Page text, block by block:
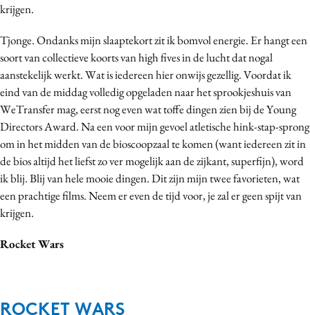
krijgen.
Tjonge. Ondanks mijn slaaptekort zit ik bomvol energie. Er hangt een
soort van collectieve koorts van high fives in de lucht dat nogal
aanstekelijk werkt. Wat is iedereen hier onwijs gezellig. Voordat ik
eind van de middag volledig opgeladen naar het sprookjeshuis van
WeTransfer mag, eerst nog even wat toffe dingen zien bij de Young
Directors Award. Na een voor mijn gevoel atletische hink-stap-sprong
om in het midden van de bioscoopzaal te komen (want iedereen zit in
de bios altijd het liefst zo ver mogelijk aan de zijkant, superfijn), word
ik blij. Blij van hele mooie dingen. Dit zijn mijn twee favorieten, wat
een prachtige films. Neem er even de tijd voor, je zal er geen spijt van
krijgen.
Rocket Wars
ROCKET WARS